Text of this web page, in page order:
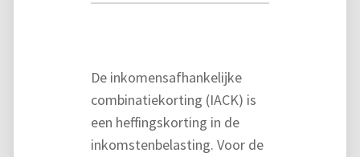
De inkomensafhankelijke
combinatiekorting (IACK) is
een heffingskorting in de
inkomstenbelasting. Voor de